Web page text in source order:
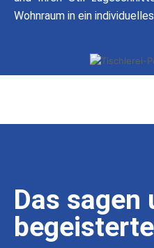
Wohnraum in ein
Das sagen